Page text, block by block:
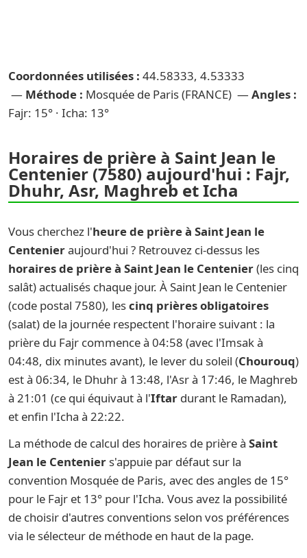
Coordonnées utilisées : 44.58333, 4.53333
— Méthode : Mosquée de Paris (FRANCE) — Angles :
Fajr: 15° · Icha: 13°
Horaires de prière à Saint Jean le
Centenier (7580) aujourd'hui : Fajr,
Dhuhr, Asr, Maghreb et Icha
Vous cherchez l'heure de prière à Saint Jean le
Centenieraujourd'hui ? Retrouvez ci-dessus les
horaires de prière à Saint Jean le Centenier(les cinq
salât) actualisés chaque jour. À Saint Jean le Centenier
(code postal 7580), lescinq prières obligatoires
(salat) de la journée respectent l'horaire suivant : la
prière du Fajr commence à 04:58 (avec l'Imsak à
04:48, dix minutes avant), le lever du soleil (Chourouq)
est à 06:34, le Dhuhr à 13:48, l'Asr à 17:46, le Maghreb
à 21:01 (ce qui équivaut à l'Iftar durant le Ramadan),
et enfin l'Icha à 22:22.
La méthode de calcul des horaires de prière à Saint
Jean le Centenier s'appuie par défaut sur la
convention Mosquée de Paris, avec des angles de 15°
pour le Fajr et 13° pour l'Icha. Vous avez la possibilité
de choisir d'autres conventions selon vos préférences
via le sélecteur de méthode en haut de la page.